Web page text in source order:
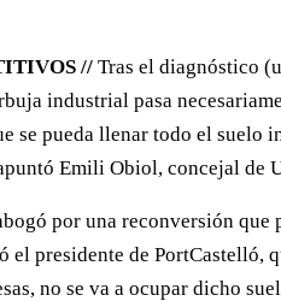
// Tras el diagnóstico
industrial pasa
se pueda llenar todo el suelo
Emili Obiol, concejal de
por una reconversión
el presidente de
no se va a ocupar dicho